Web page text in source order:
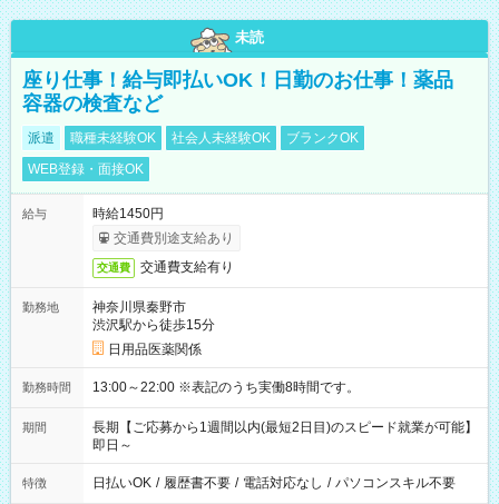
未読
座り仕事！給与即払いOK！日勤のお仕事！薬品
容器の検査など
派遣 職種未経験OK 社会人未経験OK
ブランクOK
WEB登録・面接OK
給与
時給1450円
交通費別途支給あり
交通費 交通費支給有り
勤務地
神奈川県秦野市
渋沢駅から徒歩15分
日用品医薬関係
勤務時間 13:00～22:00 ※表記のうち実働8時間です。
期間
長期【ご応募から1週間以内(最短2日目)のスピード就業が可能】
即日～
特徴 日払いOK / 履歴書不要 / 電話対応なし / パソコンスキル不要